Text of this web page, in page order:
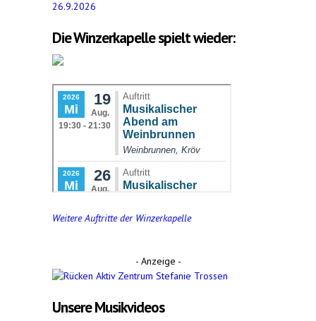
Die Winzerkapelle spielt wieder:
Weitere Auftritte der Winzerkapelle
- Anzeige -
Unsere Musikvideos